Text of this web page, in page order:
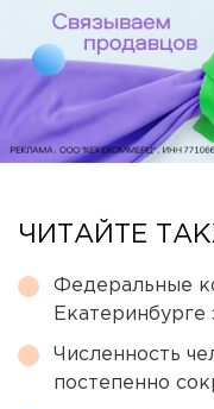
ЧИТАЙТЕ
Федеральные
Численность
постепенно